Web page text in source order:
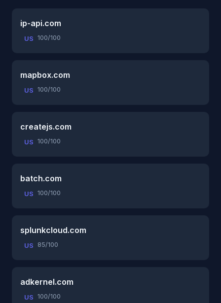
ip-api.com
US 100/100
mapbox.com
US 100/100
createjs.com
US 100/100
batch.com
US 100/100
splunkcloud.com
US 85/100
adkernel.com
US 100/100